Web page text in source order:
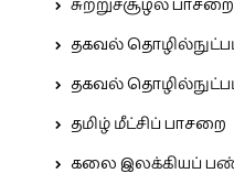
சுற்றுச்சூழல் பாசறை
தகவல்
தகவல்
தமிழ் மீட்சிப் பாசறை
கலை இலக்கியப்